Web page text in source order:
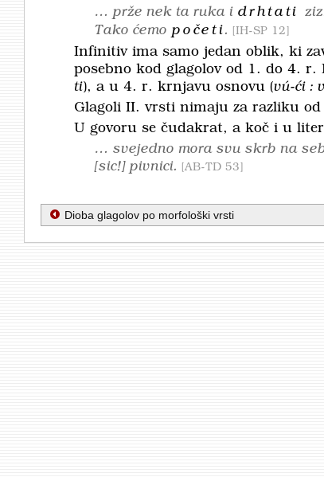
… prže nek ta ruka i drhtati
Tako ćemo početi. IH-SP 12
Infinitiv ima samo jedan oblik, ki
posebno kod glagolov od 1. do 4.
ti), a u 4. r. krnjavu osnovu (vú-ći :
Glagoli II. vrsti nimaju za razliku
U govoru se čudakrat, a koč i u
… svejedno mora svu skrb na
[sic!]pivnici. AB-TD 53
Dioba glagolov po morfološki vrsti